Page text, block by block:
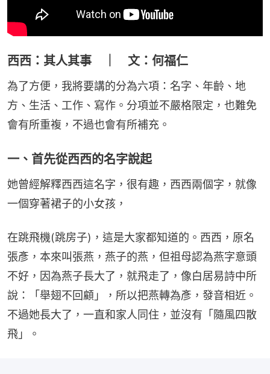
西西：其人其事 ｜ 文：何福仁
為了方便，我將要講的分為六項：名字、年齡、地
方、生活、工作、寫作。分項並不嚴格限定，也難免
會有所重複，不過也會有所補充。
一、首先從西西的名字說起
她曾經解釋西西這名字，很有趣，西西兩個字，就像
一個穿著裙子的小女孩，
在跳飛機(跳房子)，這是大家都知道的。西西，原名
張彥，本來叫張燕，燕子的燕，但祖母認為燕字意頭
不好，因為燕子長大了，就飛走了，像白居易詩中所
說：「舉翅不回顧」，所以把燕轉為彥，發音相近。
不過她長大了，一直和家人同住，並沒有「隨風四散
飛」。